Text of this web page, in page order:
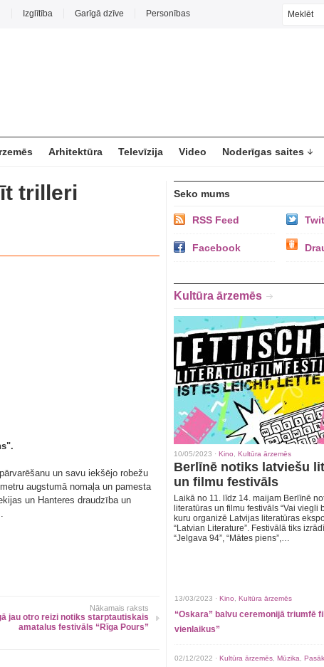
Izglītība Garīgā dzīve Personības
Arhitektūra Televīzija Video Noderīgas saites
trilleri
un savu iekšējo robežu
augstumā nomaļa un pamesta
un Hanteres draudzība un
Nākamais raksts
jau otro reizi notiks starptautiskais
amatalus festivāls “Rīga Pours”
Seko mums
RSS Feed
Facebook
Kultūra ārzemēs
10/05/2023 · Kino Kultūra ārzemēs
Berlīnē notiks latviešu
un filmu festivāls
Laikā no 11. līdz 14. maijam Berlīnē
literatūras un filmu festivāls “Vai viegli
kuru organizē Latvijas literatūras
“Latvian Literature”. Festivālā tiks
“Jelgava 94”, “Mātes piens”,…
13/03/2023 · Kino Kultūra ārzemēs
“Oskara” balvu ceremonijā triumfē
vienlaikus”
02/12/2022 · Kultūra ārzemēs Mūzika